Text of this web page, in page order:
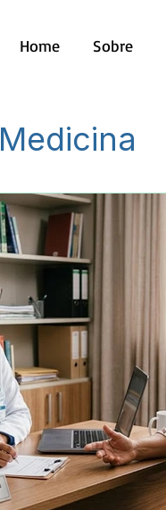
Home Sobre
Medicina